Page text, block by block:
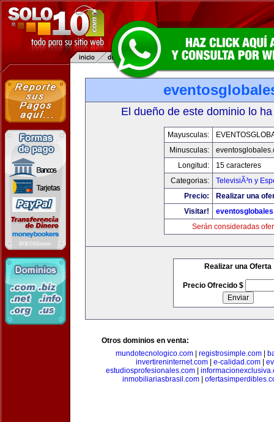
El dueño de este dominio lo
Mayusculas:
Minusculas:
Longitud:
15 caracteres
Categorias:
TelevisiÃ³n y
Precio:
Realizar una
Visitar!
Serán consideradas
Realizar una Oferta
Precio Ofrecido $
Otros dominios en venta:
mundotecnologico.com| registrosimple.com|
invertireninternet.com| e-calidad.com|
estudiosprofesionales.com|
inmobiliariasbrasil.com